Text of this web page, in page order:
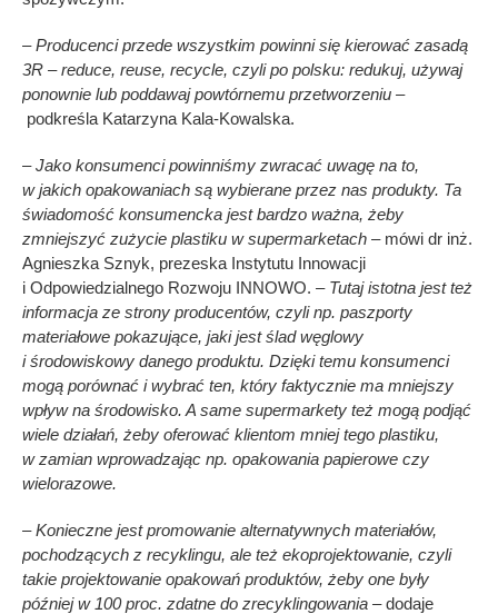
– Producenci przede wszystkim powinnisię kierować zasadą
3R – reduce, reuse, recycle, czyli po polsku: redukuj, używaj
ponownie lub poddawaj powtórnemu przetworzeniu –
podkreśla Katarzyna Kala-Kowalska.
– Jako konsumenci powinniśmy zwracać uwagę na to,
w jakich opakowaniach są wybierane przez nas produkty. Ta
świadomość konsumencka jest bardzo ważna, żeby
zmniejszyć zużycie plastiku w supermarketach –mówi dr inż.
Agnieszka Sznyk, prezeska Instytutu Innowacji
i Odpowiedzialnego Rozwoju INNOWO. – Tutaj istotna jest też
informacja ze strony producentów, czyli np. paszporty
materiałowe pokazujące, jaki jest ślad węglowy
i środowiskowy danego produktu. Dzięki temu konsumenci
mogą porównać i wybrać ten, który faktycznie ma mniejszy
wpływ na środowisko. A same supermarkety też mogą podjąć
wiele działań, żeby oferować klientom mniej tego plastiku,
w zamian wprowadzając np. opakowania papierowe czy
wielorazowe.
– Konieczne jest promowanie alternatywnych materiałów,
pochodzących z recyklingu, ale też ekoprojektowanie, czyli
takie projektowanie opakowań produktów, żeby one były
później w 100 proc. zdatne do zrecyklingowania –dodaje